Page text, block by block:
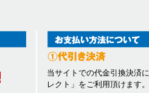
当サイトでの代金引換決済
レクト」をご利用頂けます。